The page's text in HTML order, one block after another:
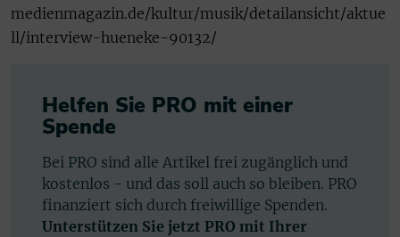
medienmagazin.de/kultur/musik/detailansicht/aktue
ll/interview-hueneke-90132/
Helfen Sie PRO mit einer
Spende
Bei PRO sind alle Artikel frei zugänglich und
kostenlos - und das soll auch so bleiben. PRO
finanziert sich durch freiwillige Spenden.
Unterstützen Sie jetzt PRO mit Ihrer